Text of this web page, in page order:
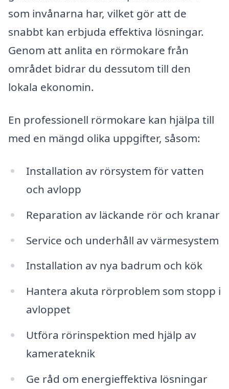
som invånarna har, vilket gör att de
snabbt kan erbjuda effektiva lösningar.
Genom att anlita en rörmokare från
området bidrar du dessutom till den
lokala ekonomin.
En professionell rörmokare kan hjälpa till
med en mängd olika uppgifter, såsom:
Installation av rörsystem för vatten
och avlopp
Reparation av läckande rör och kranar
Service och underhåll av värmesystem
Installation av nya badrum och kök
Hantera akuta rörproblem som stopp i
avloppet
Utföra rörinspektion med hjälp av
kamerateknik
Ge råd om energieffektiva lösningar